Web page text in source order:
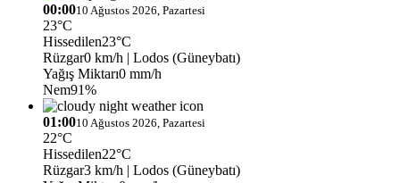
00:0010 Ağustos 2026, Pazartesi
23°C
Hissedilen23°C
Rüzgar0 km/h | Lodos (Güneybatı)
Yağış Miktarı0 mm/h
Nem91%
01:0010 Ağustos 2026, Pazartesi
22°C
Hissedilen22°C
Rüzgar3 km/h | Lodos (Güneybatı)